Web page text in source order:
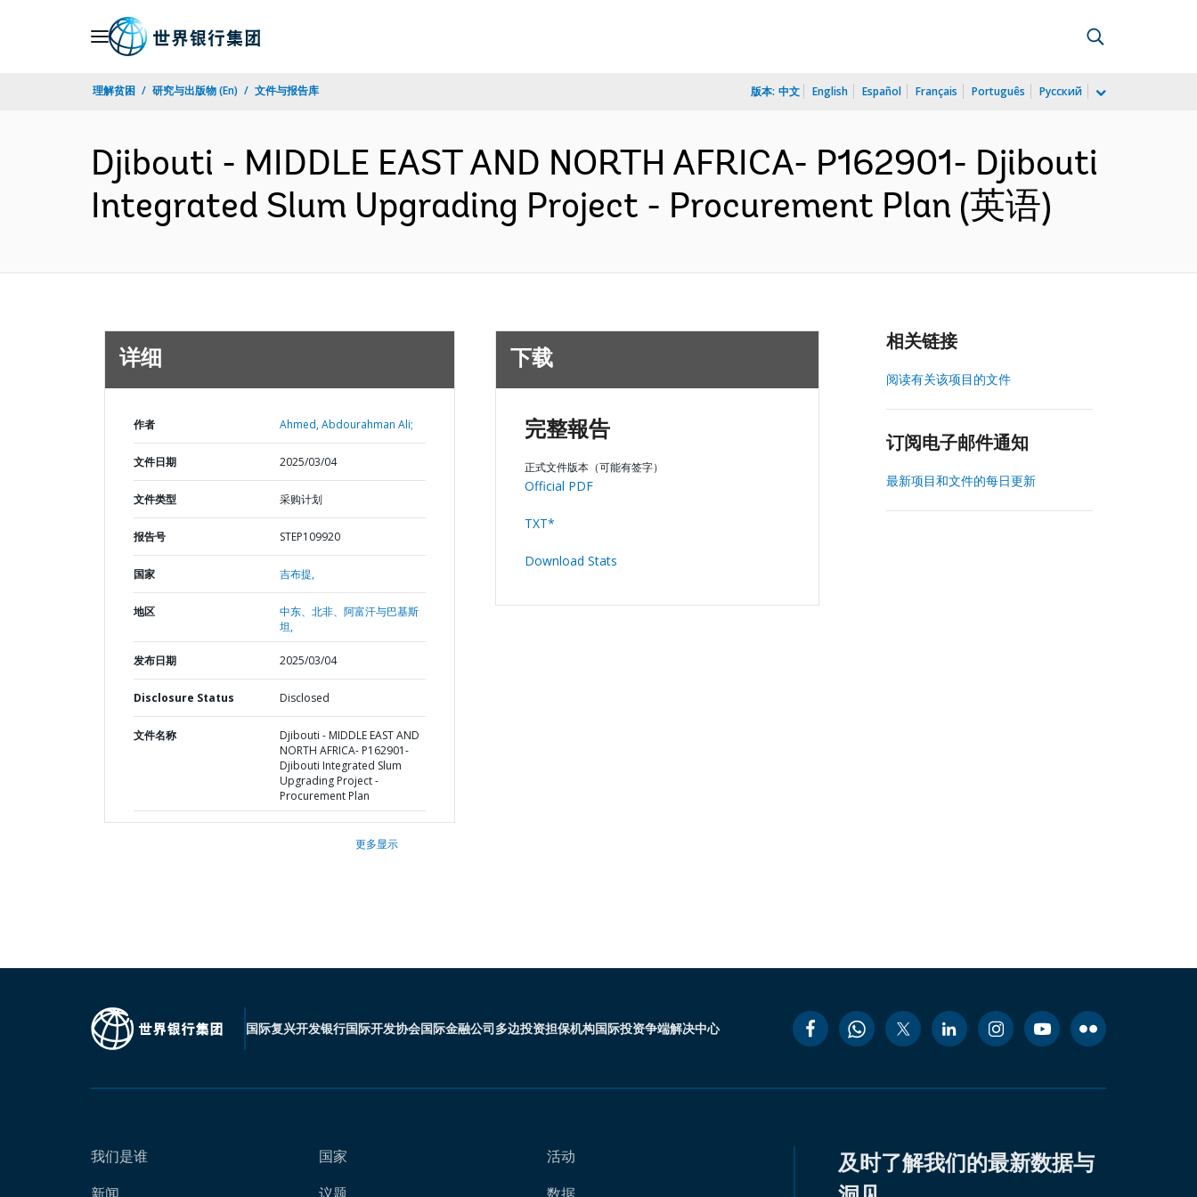
理解贫困 研究与出版物 (En) 文件与报告库 版本: 中文 English Español Français Português Русский
Djibouti - MIDDLE EAST AND NORTH AFRICA- P162901- Djibouti
Integrated Slum Upgrading Project - Procurement Plan (英语)
详细
作者 Ahmed, Abdourahman Ali;
文件日期 2025/03/04
文件类型 采购计划
报告号 STEP109920
国家 吉布提,
地区
中东、北非、阿富汗与巴基斯
坦,
发布日期 2025/03/04
Disclosure Status Disclosed
文件名称
Djibouti - MIDDLE EAST AND
NORTH AFRICA- P162901-
Djibouti Integrated Slum
Upgrading Project -
Procurement Plan
更多显示
下载
完整報告
正式文件版本（可能有签字）
Official PDF
TXT*
Download Stats
相关链接
阅读有关该项目的文件
订阅电子邮件通知
最新项目和文件的每日更新
国际复兴开发银行国际开发协会国际金融公司多边投资担保机构国际投资争端解决中心
我们是谁
国家
活动
及时了解我们的最新数据与